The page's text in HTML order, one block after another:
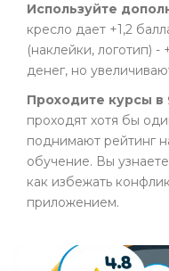
Используйте
кресло дает +1,2
(наклейки, логотип)
денег, но
Проходите курсы
проходят хотя бы
поднимают рейтинг
обучение. Вы
как избежать
приложением.